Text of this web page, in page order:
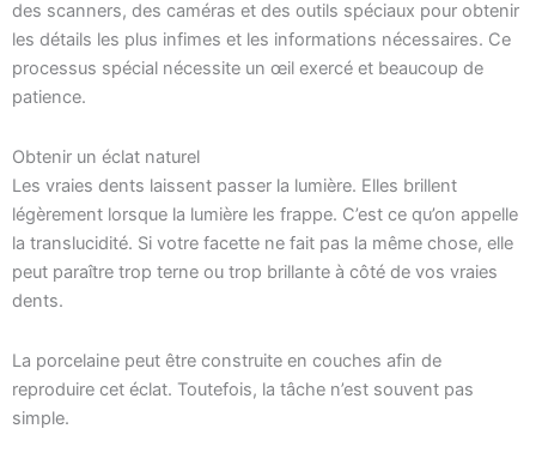
des scanners, des caméras et des outils spéciaux pour obtenir
les détails les plus infimes et les informations nécessaires. Ce
processus spécial nécessite un œil exercé et beaucoup de
patience.
Obtenir un éclat naturel
Les vraies dents laissent passer la lumière. Elles brillent
légèrement lorsque la lumière les frappe. C’est ce qu’on appelle
la translucidité. Si votre facette ne fait pas la même chose, elle
peut paraître trop terne ou trop brillante à côté de vos vraies
dents.
La porcelaine peut être construite en couches afin de
reproduire cet éclat. Toutefois, la tâche n’est souvent pas
simple.